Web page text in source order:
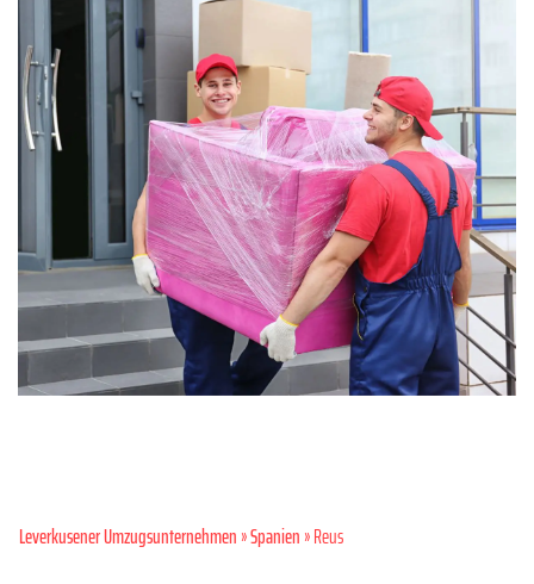
Leverkusener Umzugsunternehmen»Spanien» Reus